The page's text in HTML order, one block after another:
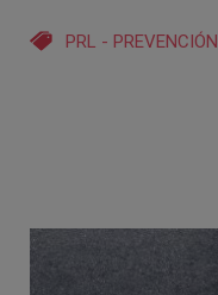
PRL - PREVENCIÓN